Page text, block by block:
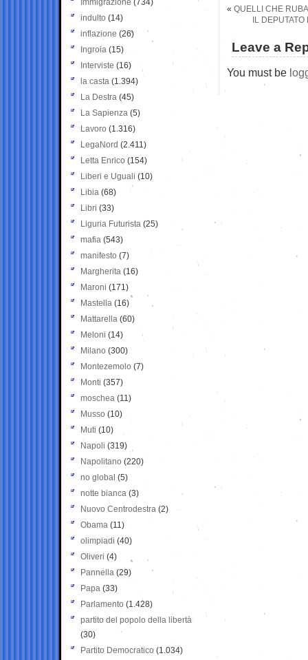
« QUELLI CHE
IL
Leave a
You must be
Immigrazione (734)
indulto (14)
inflazione (26)
Ingroia (15)
Interviste (16)
la casta (1.394)
La Destra (45)
La Sapienza (5)
Lavoro (1.316)
LegaNord (2.411)
Letta Enrico (154)
Liberi e Uguali (10)
Libia (68)
Libri (33)
Liguria Futurista (25)
mafia (543)
manifesto (7)
Margherita (16)
Maroni (171)
Mastella (16)
Mattarella (60)
Meloni (14)
Milano (300)
Montezemolo (7)
Monti (357)
moschea (11)
Musso (10)
Muti (10)
Napoli (319)
Napolitano (220)
no global (5)
notte bianca (3)
Nuovo Centrodestra (2)
Obama (11)
olimpiadi (40)
Oliveri (4)
Pannella (29)
Papa (33)
Parlamento (1.428)
partito del popolo della libertà
(30)
Partito Democratico (1.034)